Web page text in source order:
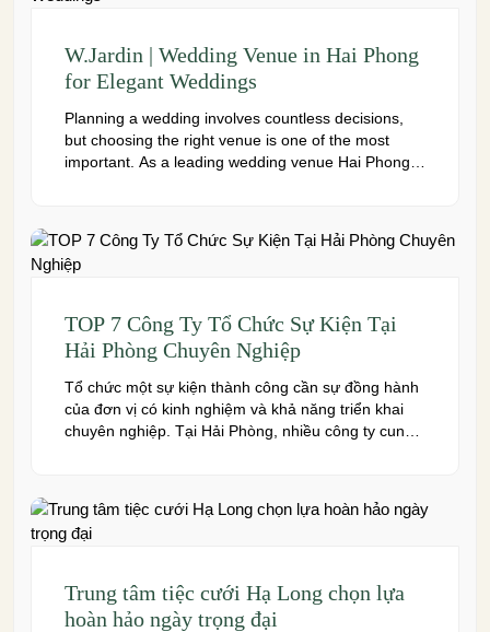
W.Jardin | Wedding Venue in Hai Phong
for Elegant Weddings
Planning a wedding involves countless decisions,
but choosing the right venue is one of the most
important. As a leading wedding venue Hai Phong,
system, and dedicated event support to help
couples create a seamless and memorable […]
TOP 7 Công Ty Tổ Chức Sự Kiện Tại
Hải Phòng Chuyên Nghiệp
Tổ chức một sự kiện thành công cần sự đồng hành
của đơn vị có kinh nghiệm và khả năng triển khai
chuyên nghiệp. Tại Hải Phòng, nhiều công ty cung
Trung tâm tiệc cưới Hạ Long chọn lựa
hoàn hảo ngày trọng đại